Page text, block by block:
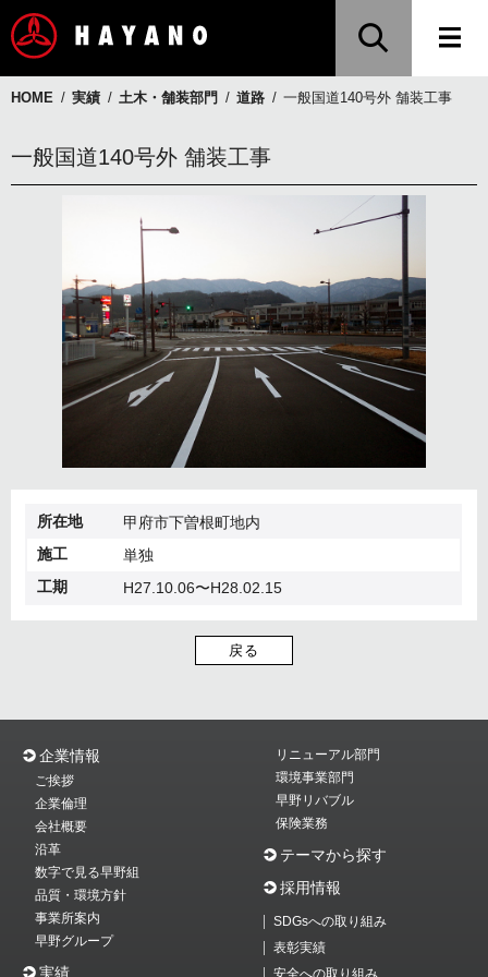
HOME 実績 土木・舗装部門 道路 一般国道140号外 舗装工事
一般国道140号外 舗装工事
所在地
甲府市下曽根町地内
施工
単独
工期
H27.10.06〜H28.02.15
戻る
企業情報
ご挨拶
企業倫理
会社概要
沿革
数字で見る早野組
品質・環境方針
事業所案内
早野グループ
実績
リニューアル部門
環境事業部門
早野リバブル
保険業務
テーマから探す
採用情報
SDGsへの取り組み
表彰実績
安全への取り組み